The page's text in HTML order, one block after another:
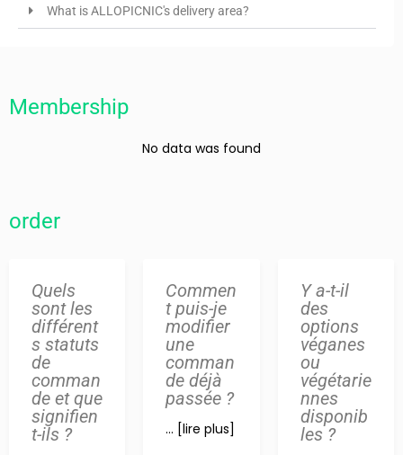
What is ALLOPICNIC's delivery area?
Membership
No data was found
order
Quels
sont les
différent
s statuts
de
comman
de et que
signifien
t-ils ?
Commen
t puis-je
modifier
une
comman
de déjà
passée ?
... [lire plus]
Y a-t-il
des
options
véganes
ou
végétarie
nnes
disponib
les ?